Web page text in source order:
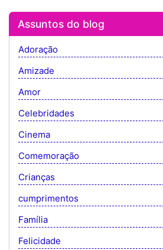
Assuntos do blog
Adoração
Amizade
Amor
Celebridades
Cinema
Comemoração
Crianças
cumprimentos
Família
Felicidade